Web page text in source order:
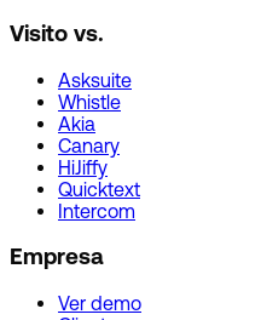
Visito vs.
Asksuite
Whistle
Akia
Canary
HiJiffy
Quicktext
Intercom
Empresa
Ver demo